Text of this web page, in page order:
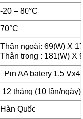
-20 – 80°C
70°C
Thân ngoài: 69(W) X
Thân trong : 181(W) X
Pin AA batery 1.5 Vx4
12 tháng (10 lần/ngày)
Hàn Quốc